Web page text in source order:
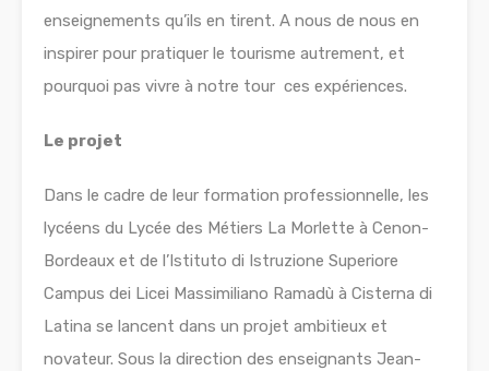
enseignements qu’ils en tirent. A nous de nous en
inspirer pour pratiquer le tourisme autrement, et
pourquoi pas vivre à notre tour ces expériences.
Le projet
Dans le cadre de leur formation professionnelle, les
lycéens du Lycée des Métiers La Morlette à Cenon-
Bordeaux et de l’Istituto di Istruzione Superiore
Campus dei Licei Massimiliano Ramadù à Cisterna di
Latina se lancent dans un projet ambitieux et
novateur. Sous la direction des enseignants Jean-